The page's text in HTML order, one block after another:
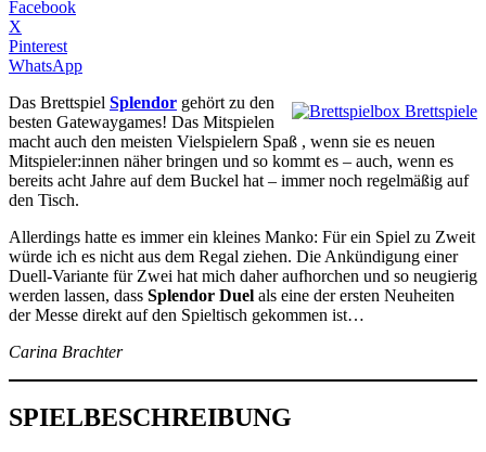
Facebook
X
Pinterest
WhatsApp
Das Brettspiel Splendor gehört zu den
besten Gatewaygames! Das Mitspielen
macht auch den meisten Vielspielern Spaß , wenn sie es neuen
Mitspieler:innen näher bringen und so kommt es – auch, wenn es
bereits acht Jahre auf dem Buckel hat – immer noch regelmäßig auf
den Tisch.
Allerdings hatte es immer ein kleines Manko: Für ein Spiel zu Zweit
würde ich es nicht aus dem Regal ziehen. Die Ankündigung einer
Duell-Variante für Zwei hat mich daher aufhorchen und so neugierig
werden lassen, dass Splendor Duel als eine der ersten Neuheiten
der Messe direkt auf den Spieltisch gekommen ist…
Carina Brachter
SPIELBESCHREIBUNG